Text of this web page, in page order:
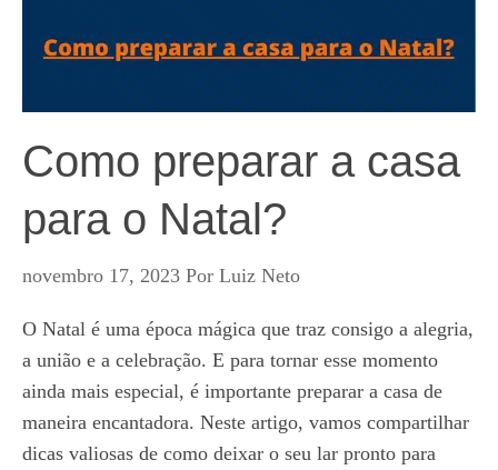
Como preparar a casa
para o Natal?
novembro 17, 2023 Por Luiz Neto
O Natal é uma época mágica que traz consigo a alegria,
a união e a celebração. E para tornar esse momento
ainda mais especial, é importante preparar a casa de
maneira encantadora. Neste artigo, vamos compartilhar
dicas valiosas de como deixar o seu lar pronto para